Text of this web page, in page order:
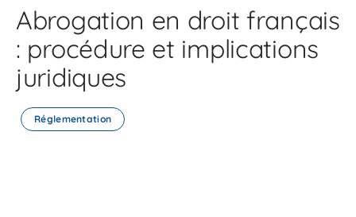
Abrogation en droit français
: procédure et implications
juridiques
Réglementation